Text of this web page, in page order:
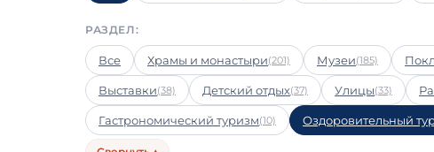
РАЗДЕЛ:
Все Храмы и монастыри(201) Музеи(185)
Выставки(38) Детский отдых(37) Улицы(33)
Гастрономический туризм(10) Оздоровительный